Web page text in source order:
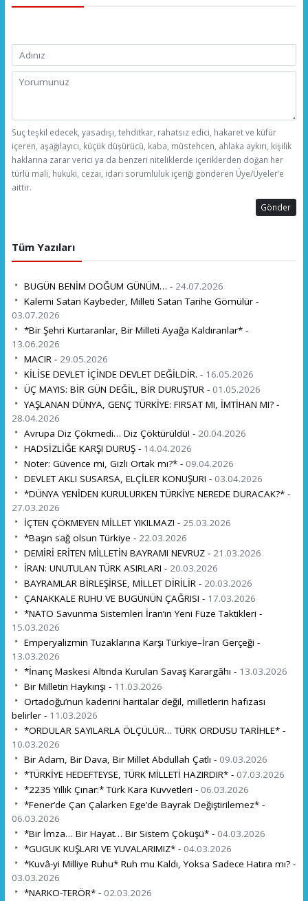
Suç teşkil edecek, yasadışı, tehditkar, rahatsız edici, hakaret ve küfür
içeren, aşağılayıcı, küçük düşürücü, kaba, müstehcen, ahlaka aykırı, kişilik
haklarına zarar verici ya da benzeri niteliklerde içeriklerden doğan her
türlü mali, hukuki, cezai, idari sorumluluk içeriği gönderen Üye/Üyeler’e
aittir.
Gönder
Tüm Yazıları
BUGÜN BENİM DOĞUM GÜNÜM… - 24.07.2026
Kalemi Satan Kaybeder, Milleti Satan Tarihe Gömülür -
03.07.2026
*Bir Şehri Kurtaranlar, Bir Milleti Ayağa Kaldıranlar* -
13.06.2026
MACIR - 29.05.2026
KİLİSE DEVLET İÇİNDE DEVLET DEĞİLDİR. - 16.05.2026
ÜÇ MAYIS: BİR GÜN DEĞİL, BİR DURUŞTUR - 01.05.2026
YAŞLANAN DÜNYA, GENÇ TÜRKİYE: FIRSAT MI, İMTİHAN MI? -
28.04.2026
Avrupa Diz Çökmedi… Diz Çöktürüldü! - 20.04.2026
HADSİZLİĞE KARŞI DURUŞ - 14.04.2026
Noter: Güvence mi, Gizli Ortak mı?* - 09.04.2026
DEVLET AKLI SUSARSA, ELÇİLER KONUŞUR! - 03.04.2026
*DÜNYA YENİDEN KURULURKEN TÜRKİYE NEREDE DURACAK?* -
27.03.2026
İÇTEN ÇÖKMEYEN MİLLET YIKILMAZ! - 25.03.2026
*Başın sağ olsun Türkiye - 22.03.2026
DEMİRİ ERİTEN MİLLETİN BAYRAMI NEVRUZ - 21.03.2026
İRAN: UNUTULAN TÜRK ASIRLARI - 20.03.2026
BAYRAMLAR BİRLEŞİRSE, MİLLET DİRİLİR - 20.03.2026
ÇANAKKALE RUHU VE BUGÜNÜN ÇAĞRISI - 17.03.2026
*NATO Savunma Sistemleri İran’ın Yeni Füze Taktikleri -
15.03.2026
Emperyalizmin Tuzaklarına Karşı Türkiye–İran Gerçeği -
13.03.2026
*İnanç Maskesi Altında Kurulan Savaş Karargâhı - 13.03.2026
Bir Milletin Haykırışı - 11.03.2026
Ortadoğu’nun kaderini haritalar değil, milletlerin hafızası
belirler - 11.03.2026
*ORDULAR SAYILARLA ÖLÇÜLÜR… TÜRK ORDUSU TARİHLE* -
10.03.2026
Bir Adam, Bir Dava, Bir Millet Abdullah Çatlı - 09.03.2026
*TÜRKİYE HEDEFTEYSE, TÜRK MİLLETİ HAZIRDIR* - 07.03.2026
*2235 Yıllık Çınar:* Türk Kara Kuvvetleri - 06.03.2026
*Fener’de Çan Çalarken Ege’de Bayrak Değiştirilemez* -
06.03.2026
*Bir İmza… Bir Hayat… Bir Sistem Çöküşü* - 04.03.2026
*GUGUK KUŞLARI VE YUVALARIMIZ* - 04.03.2026
*Kuvâ-yi Milliye Ruhu* Ruh mu Kaldı, Yoksa Sadece Hatıra mı? -
03.03.2026
*NARKO-TERÖR* - 02.03.2026